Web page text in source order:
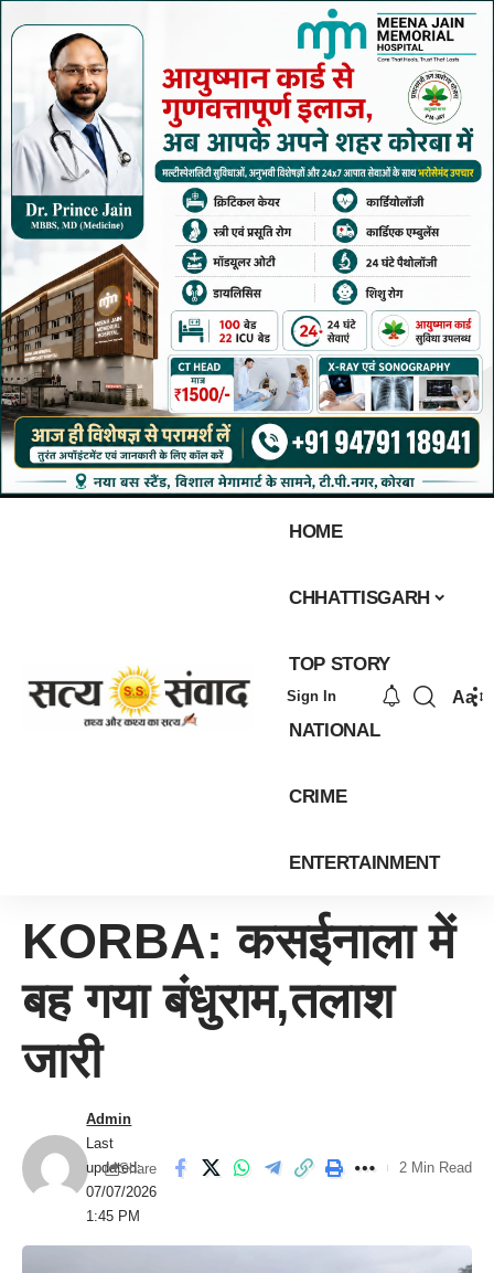
HOME
CHHATTISGARH
TOP STORY
NATIONAL
CRIME
ENTERTAINMENT
Sign In Aa
KORBA: कसईनाला में
बह गया बंधुराम,तलाश
जारी
Last
updated:
07/07/2026
1:45 PM
Admin
Share 2 Min Read